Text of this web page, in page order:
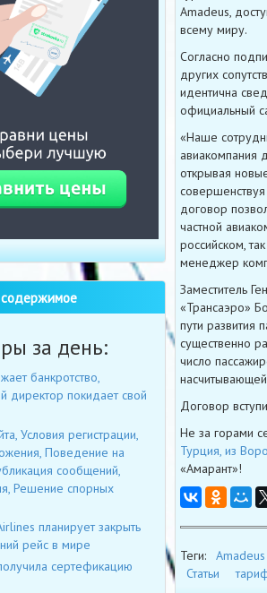
Amadeus,
всему миру.
Согласно
других
идентична
официальный
«Наше
авиакомпания
открывая
договор
частной
российском,
менеджер
Заместитель
«Трансаэро»
пути развития
существенно
число
Договор
Не за горами
Турция, из
«Амарант»!
Теги: Amadeus
Статьи
за день:
банкротство,
директор покидает свой
Условия регистрации,
Поведение на
сообщений,
Решение спорных
планирует закрыть
рейс в мире
сертефикацию